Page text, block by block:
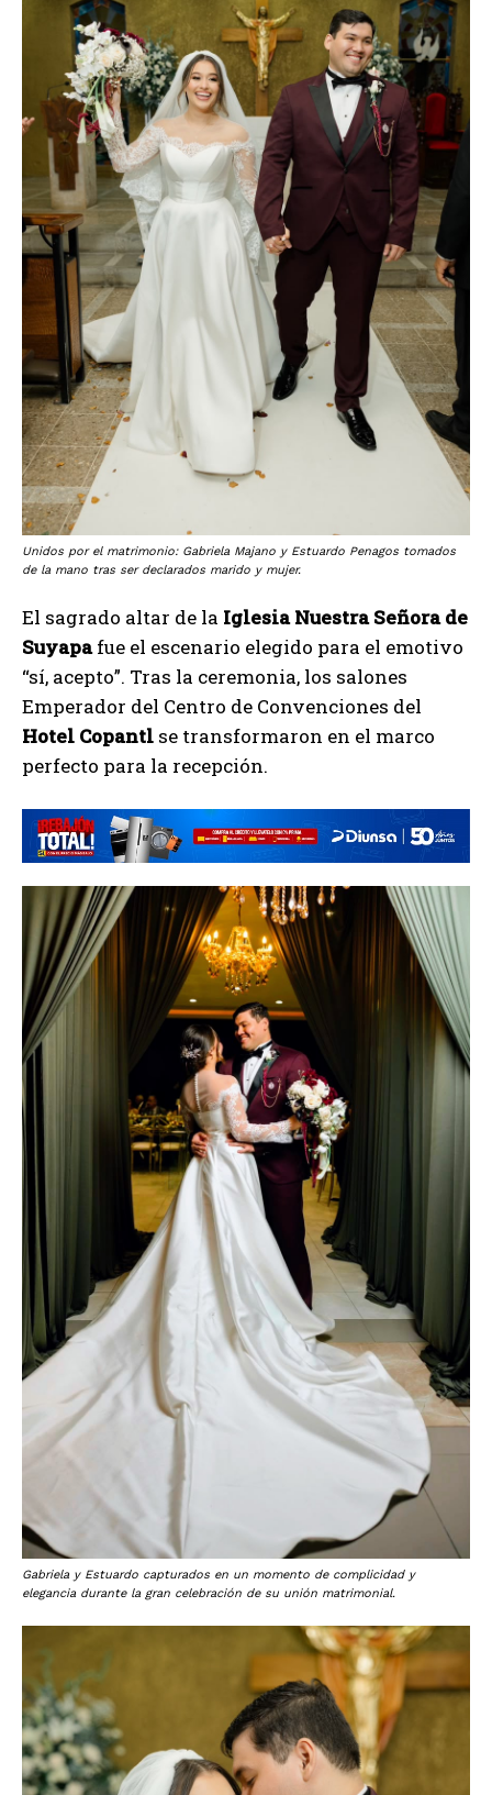
Unidos por el matrimonio: Gabriela Majano y Estuardo Penagos tomados
de la mano tras ser declarados marido y mujer.
El sagrado altar de la Iglesia Nuestra Señora de
Suyapafue el escenario elegido para el emotivo
“sí, acepto”. Tras la ceremonia, los salones
Emperador del Centro de Convenciones del
Hotel Copantl se transformaron en el marco
perfecto para la recepción.
Gabriela y Estuardo capturados en un momento de complicidad y
elegancia durante la gran celebración de su unión matrimonial.